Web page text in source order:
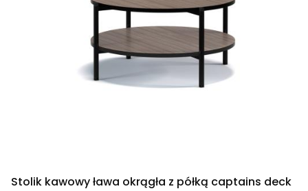
Stolik kawowy ława okrągła z półką captains deck